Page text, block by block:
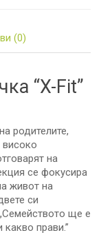
(0)
“X-Fit”
родителите,
високо
на
се фокусира
живот на
си
ще е
прави.”